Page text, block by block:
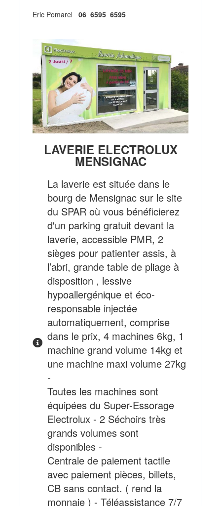
Eric Pomarel
06 6595 6595
LAVERIE ELECTROLUX
MENSIGNAC
La laverie est située dans le
bourg de Mensignac sur le site
du SPAR où vous bénéficierez
d'un parking gratuit devant la
laverie, accessible PMR, 2
sièges pour patienter assis, à
l’abri, grande table de pliage à
disposition , lessive
hypoallergénique et éco-
responsable injectée
automatiquement, comprise
dans le prix, 4 machines 6kg, 1
machine grand volume 14kg et
une machine maxi volume 27kg
-
Toutes les machines sont
équipées du Super-Essorage
Electrolux - 2 Séchoirs très
grands volumes sont
disponibles -
Centrale de paiement tactile
avec paiement pièces, billets,
CB sans contact. ( rend la
monnaie ) - Téléassistance 7/7